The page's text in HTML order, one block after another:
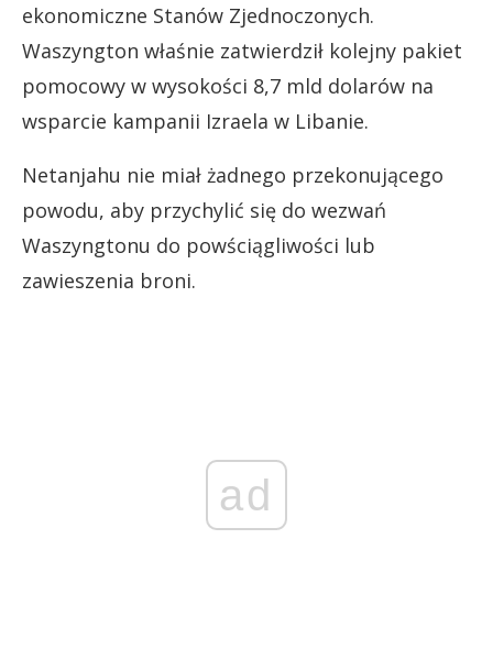
ekonomiczne Stanów Zjednoczonych.
Waszyngton właśnie zatwierdził kolejny pakiet
pomocowy w wysokości 8,7 mld dolarów na
wsparcie kampanii Izraela w Libanie.
Netanjahu nie miał żadnego przekonującego
powodu, aby przychylić się do wezwań
Waszyngtonu do powściągliwości lub
zawieszenia broni.
ad